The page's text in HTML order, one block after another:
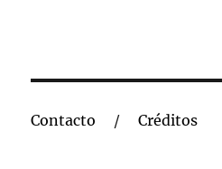
Contacto Créditos